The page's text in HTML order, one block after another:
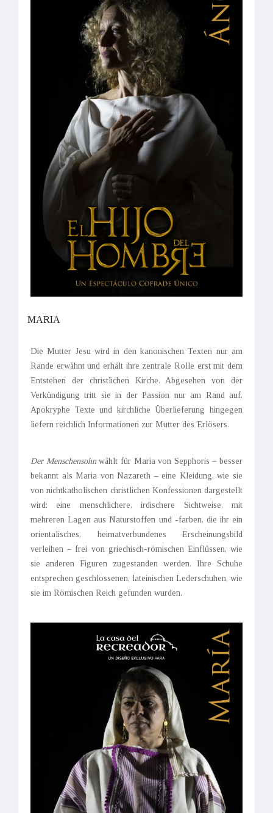
MARIA
Die Mutter Jesu wird in den kanonischen Texten nur am
Rande erwähnt und erhält ihre zentrale Rolle erst mit dem
Entstehen der christlichen Kirche. Abgesehen von der
Verkündigung tritt sie in der Passion nur am Rand auf.
Apokryphe Texte und kirchliche Überlieferung hingegen
liefern reichlich Informationen zur Mutter des Erlösers.
Der Menschensohnwählt für Maria von Sepphoris – besser
bekannt als Maria von Nazareth – eine Kleidung, wie sie
von nichtkatholischen christlichen Konfessionen dargestellt
wird: eine menschlichere, irdischere Sichtweise, mit
mehreren Lagen aus Naturstoffen und -farben, die ihr ein
orientalisches, heimatverbundenes Erscheinungsbild
verleihen – frei von griechisch-römischen Einflüssen, wie
sie anderen Figuren zugestanden werden. Ihre Schuhe
entsprechen geschlossenen, lateinischen Lederschuhen, wie
sie im Römischen Reich gefunden wurden.